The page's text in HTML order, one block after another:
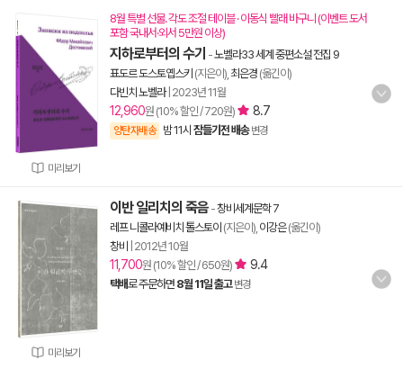
미리보기
8월 특별 선물. 각도 조절 테이블 · 이동식 빨래 바구니 (이벤트 도서
포함 국내서·외서 5만원 이상)
지하로부터의 수기 -노벨라33 세계 중편소설 전집 9
표도르 도스토옙스키 (지은이), 최은경 (옮긴이)
다빈치 노벨라| 2023년 11월
12,960원 (10% 할인 / 720원) 8.7
양탄자배송 밤 11시 잠들기전 배송 변경
미리보기
이반 일리치의 죽음 -창비세계문학 7
레프 니콜라예비치 톨스토이 (지은이), 이강은(옮긴이)
창비
2012년 10월
11,700원 (10% 할인 / 650원) 9.4
택배로 주문하면 8월 11일 출고 변경